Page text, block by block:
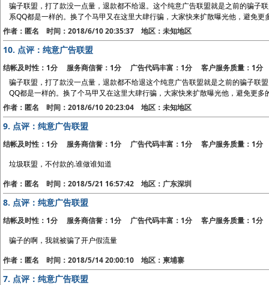
骗子联盟，打了款没一点量，退款都不给退。这个纯意广告联盟就是之前的骗子
系QQ都是一样的。换了个马甲又在这里大肆行骗，大家快来扩散曝光他，避免更
作者：匿名 时间：2018/6/10 20:35:37 地区：未知地区
10. 点评：纯意广告联盟
结帐及时性：1分 服务商信誉：1分 广告代码丰富：1分 客户服务质量：1分
骗子联盟，打了款没一点量，退款都不给退这个纯意广告联盟就是之前的骗子联
QQ都是一样的。换了个马甲又在这里大肆行骗，大家快来扩散曝光他，避免更多
作者：匿名 时间：2018/6/10 20:23:04 地区：未知地区
9. 点评：纯意广告联盟
结帐及时性：1分 服务商信誉：1分 广告代码丰富：1分 客户服务质量：1分
垃圾联盟，不付款的.谁做谁知道
作者：匿名 时间：2018/5/21 16:57:42 地区：广东深圳
8. 点评：纯意广告联盟
结帐及时性：1分 服务商信誉：1分 广告代码丰富：1分 客户服务质量：1分
骗子的啊，我就被骗了开户假流量
作者：匿名 时间：2018/5/14 20:00:10 地区：柬埔寨
7. 点评：纯意广告联盟